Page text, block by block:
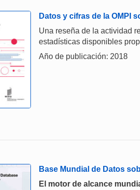
Datos y cifras de la OMPI
Una reseña de la actividad
estadísticas disponibles
Año de publicación: 2018
Base Mundial de Datos
El motor de alcance